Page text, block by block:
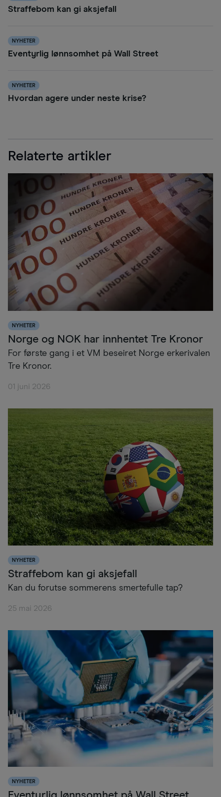
Straffebom kan gi aksjefall
NYHETER
Eventyrlig lønnsomhet på Wall Street
NYHETER
Hvordan agere under neste krise?
Relaterte artikler
NYHETER
Norge og NOK har innhentet Tre Kronor
For første gang i et VM beseiret Norge erkerivalen
Tre Kronor.
01 juni 2026
NYHETER
Straffebom kan gi aksjefall
Kan du forutse sommerens smertefulle tap?
25 mai 2026
NYHETER